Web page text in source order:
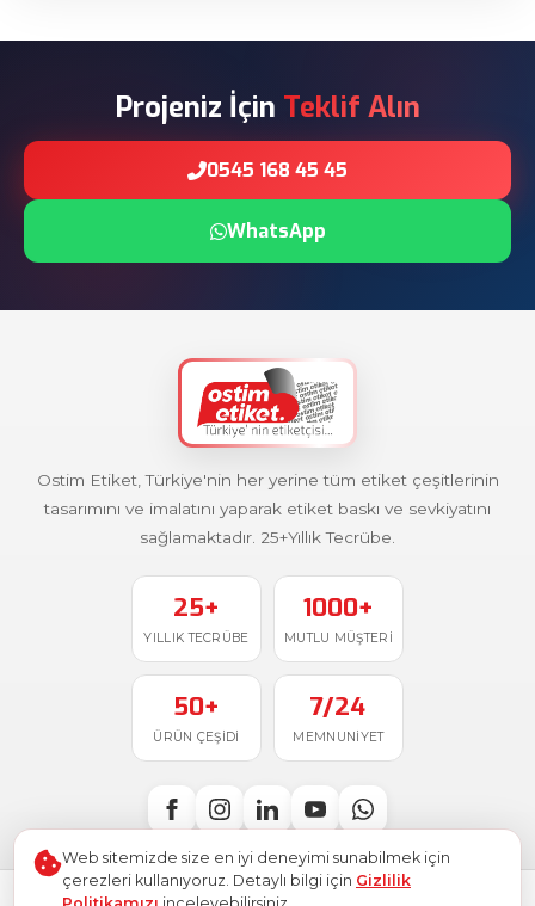
Projeniz İçin Teklif Alın
0545 168 45 45
WhatsApp
Ostim Etiket, Türkiye'nin her yerine tüm etiket çeşitlerinin
tasarımını ve imalatını yaparak etiket baskı ve sevkiyatını
sağlamaktadır. 25+Yıllık Tecrübe.
25+
YILLIK TECRÜBE
1000+
MUTLU MÜŞTERI
50+
ÜRÜN ÇEŞIDI
7/24
MEMNUNIYET
Web sitemizde size en iyi deneyimi sunabilmek için
çerezleri kullanıyoruz. Detaylı bilgi için Gizlilik